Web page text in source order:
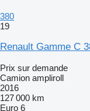
380
19
Renault Gamme C
Prix sur demande
Camion ampliroll
2016
127 000 km
Euro 6